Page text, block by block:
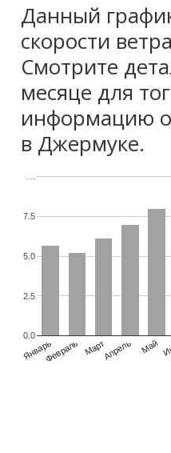
Данный
скорости
Смотрите
месяце для
информацию о
в Джермуке.
ЯнварьФевраль МартАпрель Май
0.0
2.5
5.0
7.5